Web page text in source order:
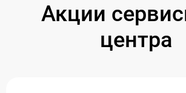
Акции
центра